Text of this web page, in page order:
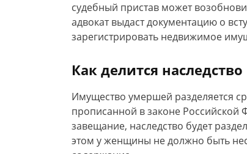
судебный пристав может
адвокат выдаст документацию о
зарегистрировать недвижимое
Как делится
Имущество умершей разделяется
прописанной в законе Российской
завещание, наследство будет
этом у женщины не должно быть